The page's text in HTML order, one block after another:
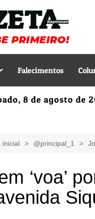
Falecimentos
8 de agosto de
inicial @principal_1
‘voa’